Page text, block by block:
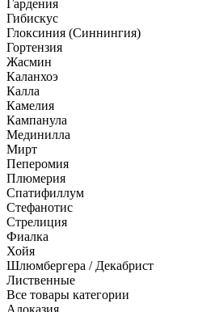
Гардения
Гибискус
Глоксиния (Синнингия)
Гортензия
Жасмин
Каланхоэ
Калла
Камелия
Кампанула
Мединилла
Мирт
Пеперомия
Плюмерия
Спатифиллум
Стефанотис
Стрелиция
Фиалка
Хойя
Шлюмбергера / Декабрист
Лиственные
Все товары категории